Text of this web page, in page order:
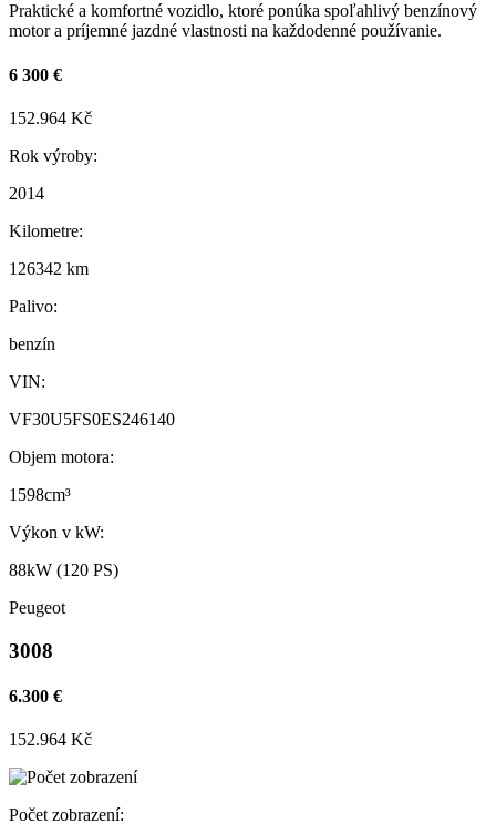
Praktické a komfortné vozidlo, ktoré ponúka spoľahlivý benzínový
motor a príjemné jazdné vlastnosti na každodenné používanie.
6 300 €
152.964 Kč
Rok výroby:
2014
Kilometre:
126342 km
Palivo:
benzín
VIN:
VF30U5FS0ES246140
Objem motora:
1598cm³
Výkon v kW:
88kW (120 PS)
Peugeot
3008
6.300 €
152.964 Kč
Počet zobrazení: